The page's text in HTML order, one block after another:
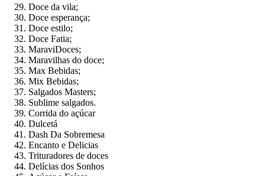
Doce da vila;
Doce esperança;
Doce estilo;
Doce Fatia;
MaraviDoces;
Maravilhas do doce;
Max Bebidas;
Mix Bebidas;
Salgados Masters;
Sublime salgados.
Corrida do açúcar
Dulcetá
Dash Da Sobremesa
Encanto e Delicias
Trituradores de doces
Delícias dos Sonhos